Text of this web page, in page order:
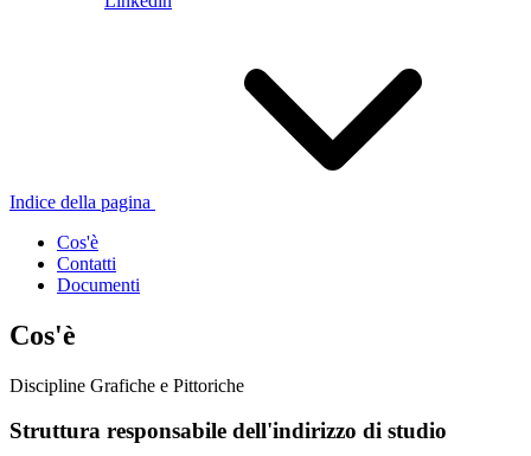
Indice della pagina
Cos'è
Contatti
Documenti
Cos'è
Discipline Grafiche e Pittoriche
Struttura responsabile dell'indirizzo di studio